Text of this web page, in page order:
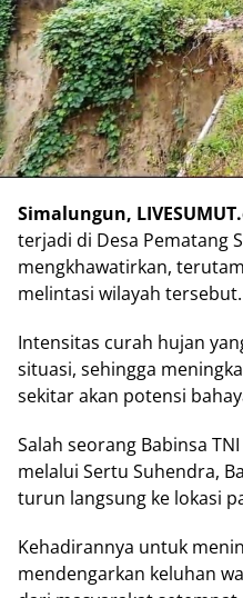
Simalungun,
terjadi di Desa Pematang
mengkhawatirkan,
melintasi wilayah tersebut.
Intensitas curah hujan
situasi, sehingga
sekitar akan potensi
Salah seorang Babinsa
melalui Sertu Suhendra,
turun langsung ke lokasi
Kehadirannya untuk
mendengarkan keluhan